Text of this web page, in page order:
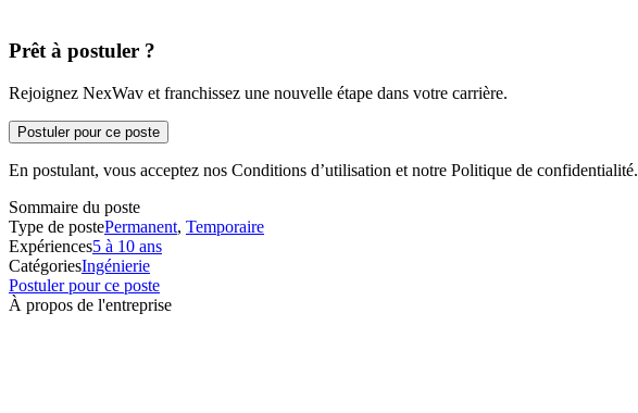
Prêt à postuler ?
Rejoignez NexWav et franchissez une nouvelle étape dans votre carrière.
Postuler pour ce poste
En postulant, vous acceptez nos Conditions d’utilisation et notre Politique de confidentialité.
Sommaire du poste
Type de postePermanent, Temporaire
Expériences5 à 10 ans
CatégoriesIngénierie
Postuler pour ce poste
À propos de l'entreprise